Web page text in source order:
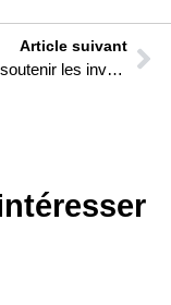
Article suivant
Aide pour soutenir les investissements dans le cadre de la réindustrialisation des PME